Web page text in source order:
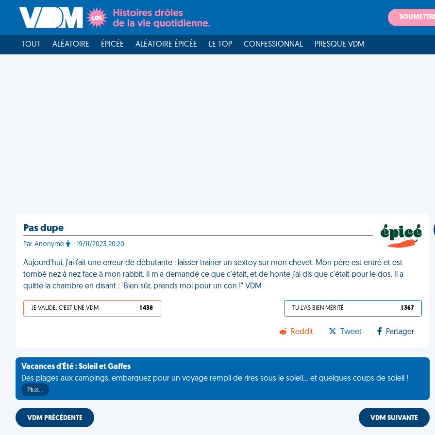
TOUT ALÉATOIRE ÉPICÉE ALÉATOIRE ÉPICÉE LE TOP CONFESSIONNAL PRESQUE VDM
Pas dupe
Par Anonyme - 19/11/2023 20:20
Aujourd'hui, j'ai fait une erreur de débutante : laisser traîner un sextoy sur mon chevet. Mon père est entré et est
tombé nez à nez face à mon rabbit. Il m'a demandé ce que c'était, et de honte j'ai dis que c'était pour le dos. Il a
quitté la chambre en disant : "Bien sûr, prends moi pour un con !" VDM
JE VALIDE, C'EST UNE VDM 1 438 TU L'AS BIEN MÉRITÉ 1 367
Reddit Tweet Partager
Vacances d'Été : Soleil et Gaffes
Des plages aux campings, embarquez pour un voyage rempli de rires sous le soleil... et quelques coups de soleil !
Plus…
VDM PRÉCÉDENTE VDM SUIVANTE